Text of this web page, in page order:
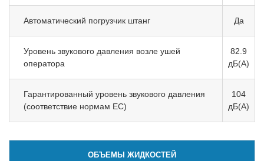
Автоматический погрузчик штанг Да
Уровень звукового давления возле ушей
оператора
82.9
дБ(A)
Гарантированный уровень звукового давления
(соответствие нормам ЕС)
104
дБ(A)
ОБЪЕМЫ ЖИДКОСТЕЙ